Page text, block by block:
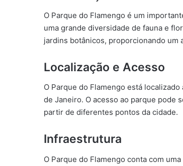
O Parque do Flamengo é um
uma grande diversidade de fauna e
jardins botânicos, proporcionando um
Localização e Acesso
O Parque do Flamengo está
de Janeiro. O acesso ao parque pode
partir de diferentes pontos da cidade.
Infraestrutura
O Parque do Flamengo conta com